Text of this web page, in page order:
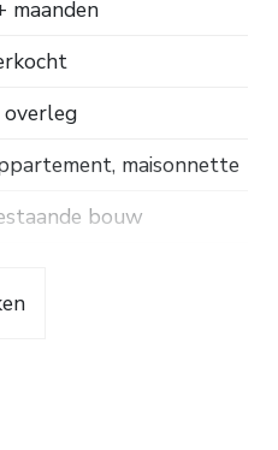
maanden
overleg
maisonnette
bouw
rustige weg, vrij